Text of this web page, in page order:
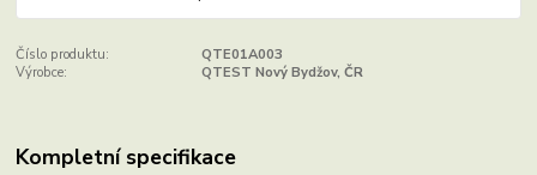
Číslo produktu:
QTE01A003
Výrobce:
QTEST Nový Bydžov, ČR
Kompletní specifikace